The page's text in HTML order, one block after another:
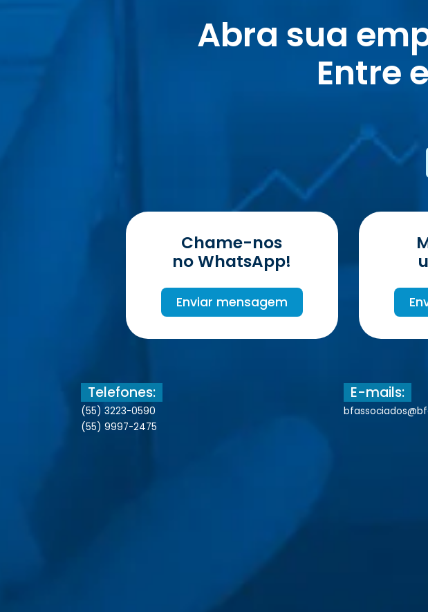
Abra sua
Entre
Chame-nos
no WhatsApp!
Enviar mensagem
Telefones:
(55) 3223-0590
(55) 9997-2475
E-mails: